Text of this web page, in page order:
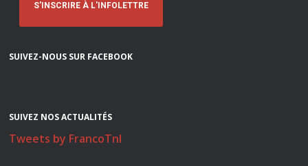
S'INSCRIRE À L'INFOLETTRE
SUIVEZ-NOUS SUR FACEBOOK
SUIVEZ NOS ACTUALITÉS
Tweets by FrancoTnl